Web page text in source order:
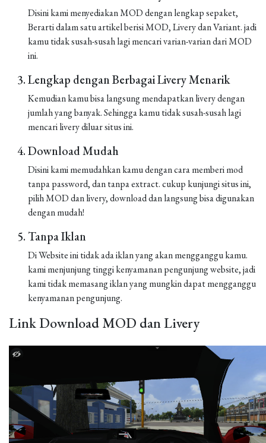
Disini kami menyediakan MOD dengan lengkap sepaket,
Berarti dalam satu artikel berisi MOD, Livery dan Variant. jadi
kamu tidak susah-susah lagi mencari varian-varian dari MOD
ini.
Lengkap dengan Berbagai Livery Menarik
Kemudian kamu bisa langsung mendapatkan livery dengan
jumlah yang banyak. Sehingga kamu tidak susah-susah lagi
mencari livery diluar situs ini.
Download Mudah
Disini kami memudahkan kamu dengan cara memberi mod
tanpa password, dan tanpa extract. cukup kunjungi situs ini,
pilih MOD dan livery, download dan langsung bisa digunakan
dengan mudah!
Tanpa Iklan
Di Website ini tidak ada iklan yang akan mengganggu kamu.
kami menjunjung tinggi kenyamanan pengunjung website, jadi
kami tidak memasang iklan yang mungkin dapat mengganggu
kenyamanan pengunjung.
Link Download MOD dan Livery